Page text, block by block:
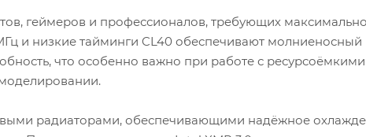
геймеров и профессионалов, требующих
и низкие тайминги CL40 обеспечивают молниеносный
что особенно важно при работе с ресурсоёмкими
радиаторами, обеспечивающими надёжное